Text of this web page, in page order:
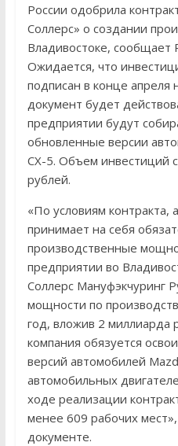
России одобрила
Соллерс» о создании
Владивостоке, сообщает
Ожидается, что
подписан в конце апреля
документ будет
предприятии будут
обновленные версии
CX-5. Объем инвестиций
рублей.
«По условиям контракта,
принимает на себя
производственные
предприятии во
Соллерс Мануфэкчуринг
мощности по
год, вложив 2 миллиарда
компания обязуется
версий автомобилей
автомобильных
ходе реализации
менее 609 рабочих
документе.